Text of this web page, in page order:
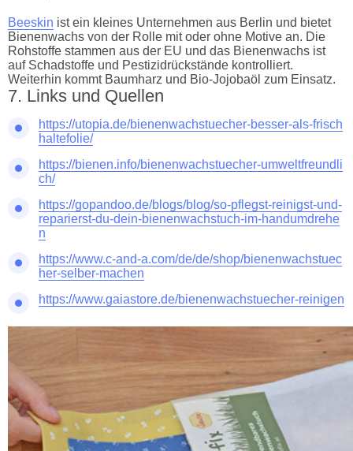
Beeskin ist ein kleines Unternehmen aus Berlin und bietet
Bienenwachs von der Rolle mit oder ohne Motive an. Die
Rohstoffe stammen aus der EU und das Bienenwachs ist
auf Schadstoffe und Pestizidrückstände kontrolliert.
Weiterhin kommt Baumharz und Bio-Jojobaöl zum Einsatz.
Links und Quellen
https://utopia.de/bienenwachstuecher-besser-als-frisch
haltefolie/
https://bienen.info/bienenwachstuecher-umweltfreundli
ch/
https://gopandoo.de/blogs/blog/so-pflegst-reinigst-und-
reparierst-du-dein-bienenwachstuch-im-handumdrehe
n
https://www.c-and-a.com/de/de/shop/bienenwachstuec
her-selber-machen
https://www.gaiastore.de/bienenwachstuecher-reinigen